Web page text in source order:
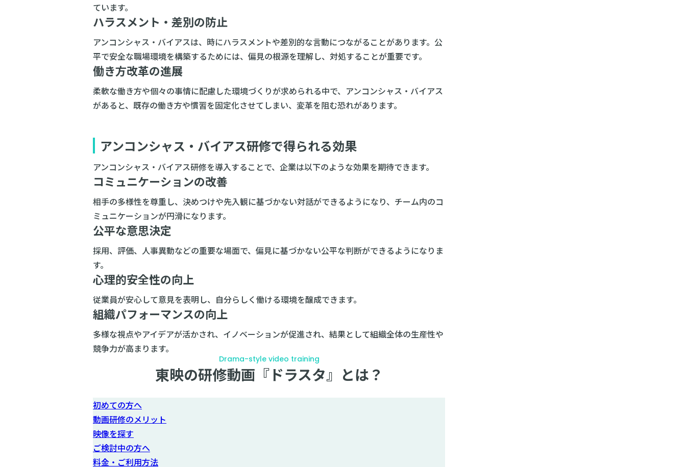
ています。
ハラスメント・差別の防止
アンコンシャス・バイアスは、時にハラスメントや差別的な言動につながることがあります。公
平で安全な職場環境を構築するためには、偏見の根源を理解し、対処することが重要です。
働き方改革の進展
柔軟な働き方や個々の事情に配慮した環境づくりが求められる中で、アンコンシャス・バイアス
があると、既存の働き方や慣習を固定化させてしまい、変革を阻む恐れがあります。
アンコンシャス・バイアス研修で得られる効果
アンコンシャス・バイアス研修を導入することで、企業は以下のような効果を期待できます。
コミュニケーションの改善
相手の多様性を尊重し、決めつけや先入観に基づかない対話ができるようになり、チーム内のコ
ミュニケーションが円滑になります。
公平な意思決定
採用、評価、人事異動などの重要な場面で、偏見に基づかない公平な判断ができるようになりま
す。
心理的安全性の向上
従業員が安心して意見を表明し、自分らしく働ける環境を醸成できます。
組織パフォーマンスの向上
多様な視点やアイデアが活かされ、イノベーションが促進され、結果として組織全体の生産性や
競争力が高まります。
Drama-style video training
東映の研修動画『ドラスタ』とは？
初めての方へ
動画研修のメリット
映像を探す
ご検討中の方へ
料金・ご利用方法